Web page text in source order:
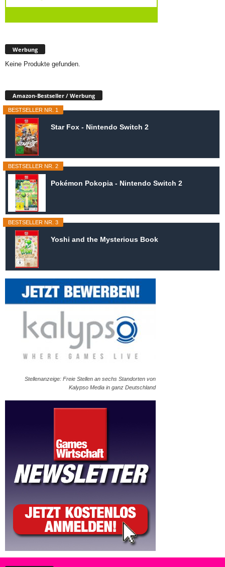
Werbung
Keine Produkte gefunden.
Amazon-Bestseller / Werbung
BESTSELLER NR. 1
Star Fox - Nintendo Switch 2
BESTSELLER NR. 2
Pokémon Pokopia - Nintendo Switch 2
BESTSELLER NR. 3
Yoshi and the Mysterious Book
Stellenanzeige: Freie Stellen an sechs Standorten von
Kalypso Media in ganz Deutschland